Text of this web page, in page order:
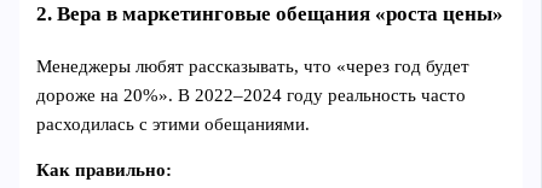
2. Вера в маркетинговые обещания «роста цены»
Менеджеры любят рассказывать, что «через год будет
дороже на 20%». В 2022–2024 году реальность часто
расходилась с этими обещаниями.
Как правильно: